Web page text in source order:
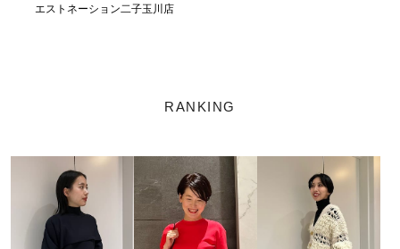
エストネーション二子玉川店
RANKING